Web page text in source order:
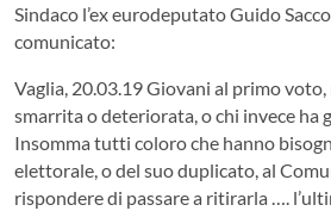
Sindaco l’ex eurodeputato Guido
comunicato:
Vaglia, 20.03.19 Giovani al primo voto,
smarrita o deteriorata, o chi invece ha
Insomma tutti coloro che hanno
elettorale, o del suo duplicato, al
rispondere di passare a ritirarla ….